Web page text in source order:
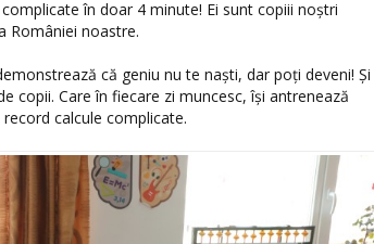
în doar 4 minute! Ei sunt copiii noștri
României noastre.
că geniu nu te naști, dar poți deveni! Și
copii. Care în fiecare zi muncesc, își antrenează
calcule complicate.